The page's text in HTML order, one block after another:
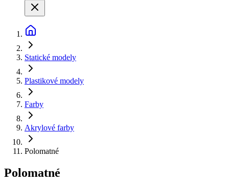
Statické modely
Plastikové modely
Farby
Akrylové farby
Polomatné
Polomatné